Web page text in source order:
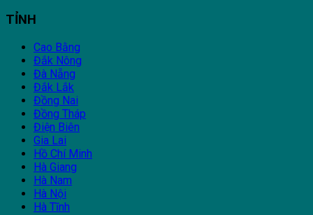
TỈNH
Cao Bằng
Đắk Nông
Đà Nẵng
Đắk Lắk
Đồng Nai
Đồng Tháp
Điện Biên
Gia Lai
Hồ Chí Minh
Hà Giang
Hà Nam
Hà Nội
Hà Tĩnh